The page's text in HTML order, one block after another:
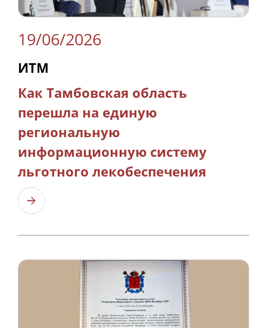
19/06/2026
ИТМ
Как Тамбовская область
перешла на единую
региональную
информационную систему
льготного лекобеспечения